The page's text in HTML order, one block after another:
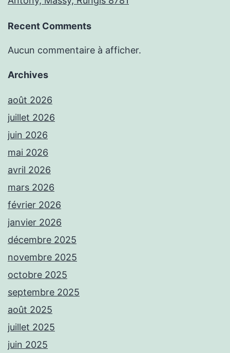
Recent Comments
Aucun commentaire à afficher.
Archives
août 2026
juillet 2026
juin 2026
mai 2026
avril 2026
mars 2026
février 2026
janvier 2026
décembre 2025
novembre 2025
octobre 2025
septembre 2025
août 2025
juillet 2025
juin 2025